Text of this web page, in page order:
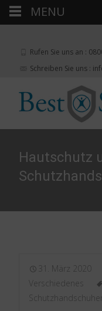
Rufen Sie uns an :
Schreiben Sie uns :
Hautschutz
31. März 2020
Verschiedenes
Schutzhandschuhen
MENU